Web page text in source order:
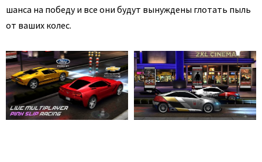
шанса на победу и все они будут вынуждены глотать пыль
от ваших колес.